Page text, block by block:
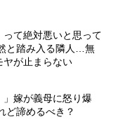
って絶対悪いと思って
と踏み入る隣人…無
ヤが止まらない
嫁が義母に怒り爆
ど諦めるべき？